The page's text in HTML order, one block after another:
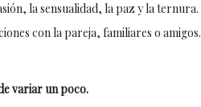
la sensualidad, la paz y la ternura.
con la pareja, familiares o amigos.
variar un poco.